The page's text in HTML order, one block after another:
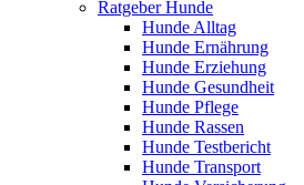
Ratgeber Hunde
Hunde Alltag
Hunde Ernährung
Hunde Erziehung
Hunde Gesundheit
Hunde Pflege
Hunde Rassen
Hunde Testbericht
Hunde Transport